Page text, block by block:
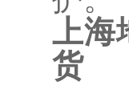
上海
货